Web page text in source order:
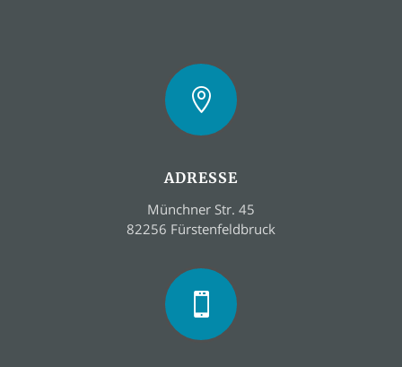

ADRESSE
Münchner Str. 45
82256 Fürstenfeldbruck
